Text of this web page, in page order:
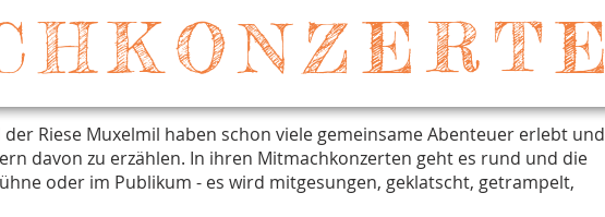
Riese Muxelmil haben schon viele gemeinsame Abenteuer erlebt und
davon zu erzählen. In ihren Mitmachkonzerten geht es rund und die
oder im Publikum - es wird mitgesungen, geklatscht, getrampelt,